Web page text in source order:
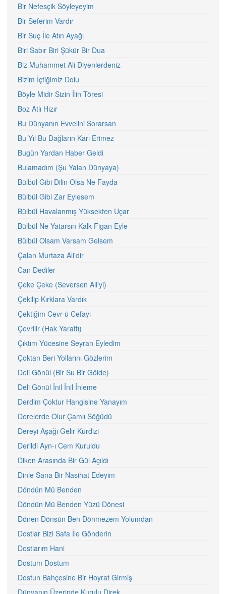
Bir Nefesçik Söyleyeyim
Bir Seferim Vardır
Bir Suç İle Atın Ayağı
Biri Sabır Biri Şükür Bir Dua
Biz Muhammet Ali Diyenlerdeniz
Bizim İçtiğimiz Dolu
Böyle Midir Sizin İlin Töresi
Boz Atlı Hızır
Bu Dünyanın Evvelini Sorarsan
Bu Yıl Bu Dağların Karı Erimez
Bugün Yardan Haber Geldi
Bulamadım (Şu Yalan Dünyaya)
Bülbül Gibi Dilin Olsa Ne Fayda
Bülbül Gibi Zar Eylesem
Bülbül Havalanmış Yüksekten Uçar
Bülbül Ne Yatarsın Kalk Figan Eyle
Bülbül Olsam Varsam Gelsem
Çalan Murtaza Ali'dir
Can Dediler
Çeke Çeke (Seversen Ali'yi)
Çekilip Kırklara Vardık
Çektiğim Cevr-ü Cefayı
Çevrilir (Hak Yarattı)
Çıktım Yücesine Seyran Eyledim
Çoktan Beri Yollarını Gözlerim
Deli Gönül (Bir Su Bir Gölde)
Deli Gönül İnil İnil İnleme
Derdim Çoktur Hangisine Yanayım
Derelerde Olur Çamlı Söğüdü
Dereyi Aşağı Gelir Kurdizi
Derildi Ayn-ı Cem Kuruldu
Diken Arasında Bir Gül Açıldı
Dinle Sana Bir Nasihat Edeyim
Döndün Mü Benden
Döndün Mü Benden Yüzü Dönesi
Dönen Dönsün Ben Dönmezem Yolumdan
Dostlar Bizi Safa İle Gönderin
Dostlarım Hani
Dostum Dostum
Dostun Bahçesine Bir Hoyrat Girmiş
Dünyanın Üzerinde Kurulu Direk